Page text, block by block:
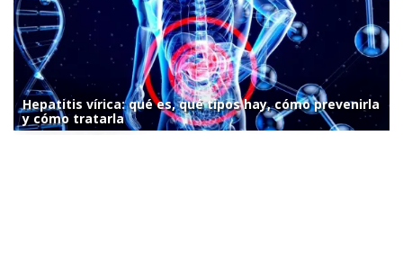
Hepatitis vírica: qué es, qué tipos hay, cómo prevenirla
y cómo tratarla